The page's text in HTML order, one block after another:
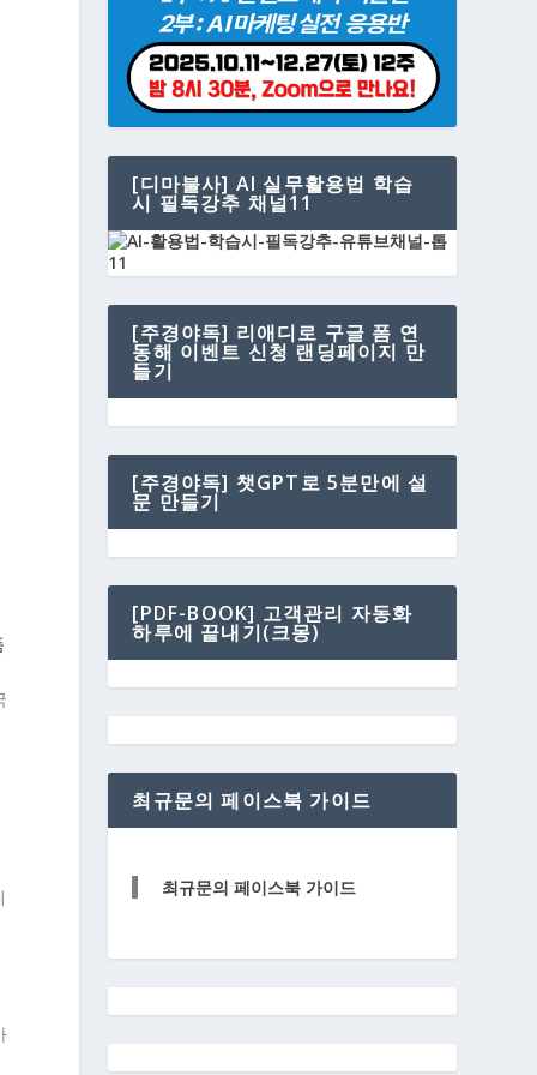
[디마불사] AI 실무활용법 학습
시 필독강추 채널11
[주경야독] 리애디로 구글 폼 연
동해 이벤트 신청 랜딩페이지 만
들기
[주경야독] 챗GPT로 5분만에 설
문 만들기
[PDF-BOOK] 고객관리 자동화
하루에 끝내기(크몽)
최규문의 페이스북 가이드
최규문의 페이스북 가이드